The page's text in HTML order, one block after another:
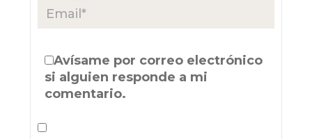
Avísame por correo electrónico
si alguien responde a mi
comentario.